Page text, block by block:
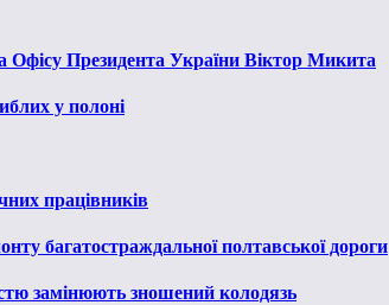
Офісу Президента України Віктор Микита
у полоні
працівників
багатостраждальної полтавської дороги
замінюють зношений колодязь